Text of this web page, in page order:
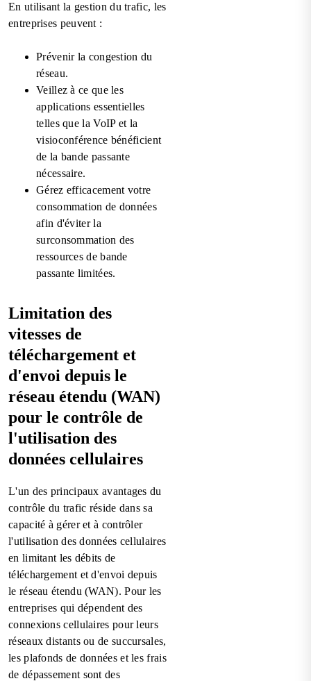
En utilisant la gestion du trafic, les
entreprises peuvent :
Prévenir la congestion du
réseau.
Veillez à ce que les
applications essentielles
telles que la VoIP et la
visioconférence bénéficient
de la bande passante
nécessaire.
Gérez efficacement votre
consommation de données
afin d'éviter la
surconsommation des
ressources de bande
passante limitées.
Limitation des
vitesses de
téléchargement et
d'envoi depuis le
réseau étendu (WAN)
pour le contrôle de
l'utilisation des
données cellulaires
L'un des principaux avantages du
contrôle du trafic réside dans sa
capacité à gérer et à contrôler
l'utilisation des données cellulaires
en limitant les débits de
téléchargement et d'envoi depuis
le réseau étendu (WAN). Pour les
entreprises qui dépendent des
connexions cellulaires pour leurs
réseaux distants ou de succursales,
les plafonds de données et les frais
de dépassement sont des